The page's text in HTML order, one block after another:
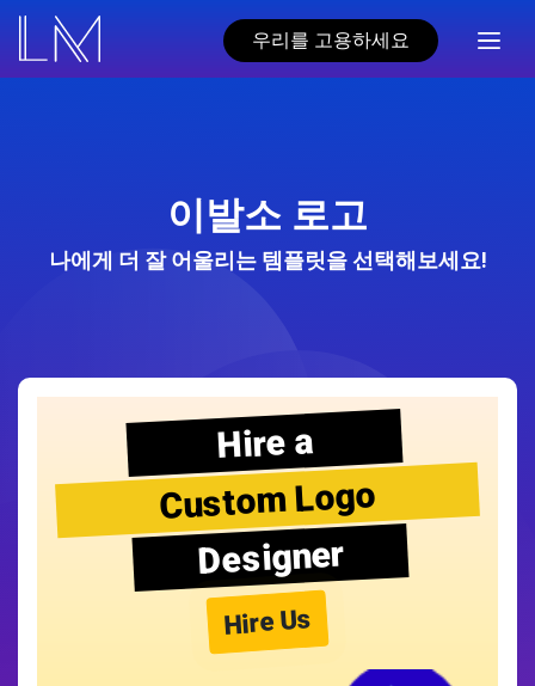
우리를 고용하세요
이발소 로고
나에게 더 잘 어울리는 템플릿을 선택해보세요!
Hire a
Custom Logo
Designer
Hire Us